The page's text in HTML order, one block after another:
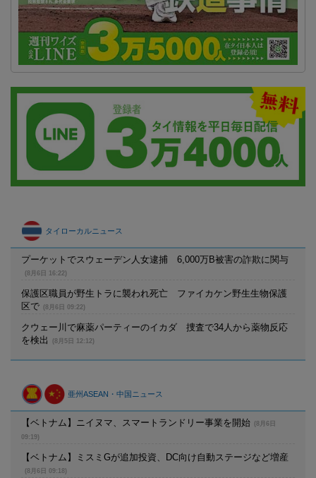
タイローカルニュース
プーケットでスウェーデン人女逮捕 6,000万B被害の詐欺に関与
(8月6日 16:22)
保護区職員が野生トラに襲われ死亡 ファイカケン野生生物保護
区で
(8月6日 09:22)
クウェー川で麻薬パーティーのイカダ 捜査で34人から薬物反応
を検出
(8月5日 12:12)
亜州ASEAN・中国ニュース
【ベトナム】ニイヌマ、スマートランドリー事業を開始
(8月6日
09:19)
【ベトナム】ミスミGが追加投資、DC向け自動ステージなど増産
(8月6日 09:18)